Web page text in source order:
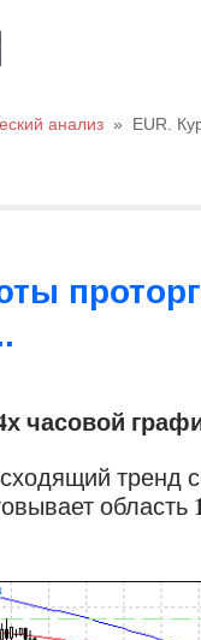
анализ » EUR.
часовой
тренд
область